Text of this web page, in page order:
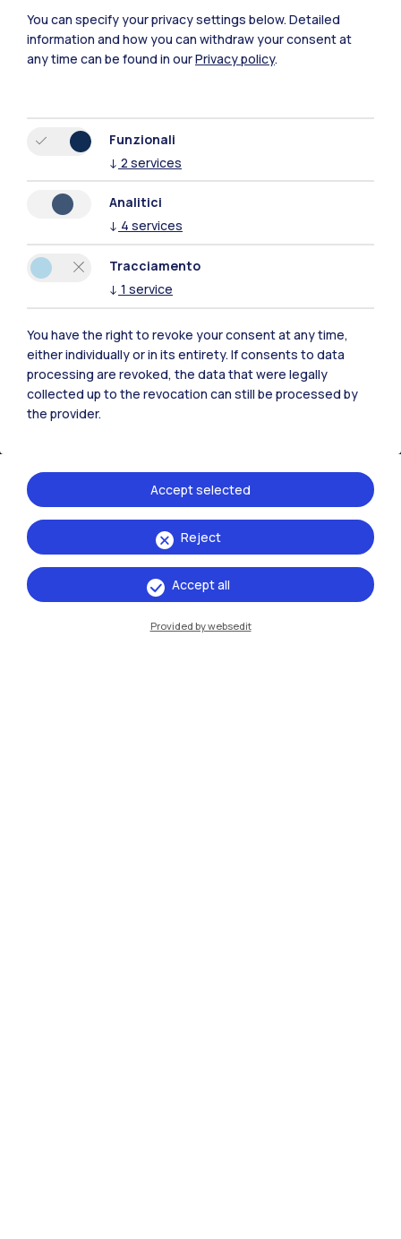
Polimi Community
Tutti i siti dell’ecosistema
Residenze
IT EN
Sedi
Milano Leonardo
You can specify your privacy settings below. Detailed
information and how you can withdraw your consent at
any time can be found in ourPrivacy policy.
Funzionali
↓ 2 services
Analitici
↓ 4 services
Tracciamento
↓ 1 service
You have the right to revoke your consent at any time,
either individually or in its entirety. If consents to data
processing are revoked, the data that were legally
collected up to the revocation can still be processed by
the provider.
Reject
Accept selected
Accept all
Provided by websedit